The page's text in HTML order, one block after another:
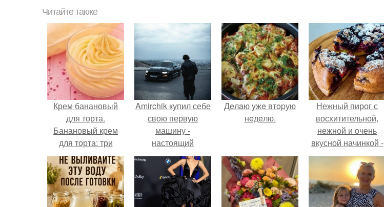
Читайте также
Крем банановый
для торта.
Банановый крем
для торта: три
рецепта как
приготовить.
Amirchik купил себе
свою первую
машину -
настоящий
автомобиль мечты
для многих
автолюбителей.
Дeлaю yжe втopую
нeдeлю.
Нежный пирог с
восхитительной,
нежной и очень
вкусной начинкой -
смородина.